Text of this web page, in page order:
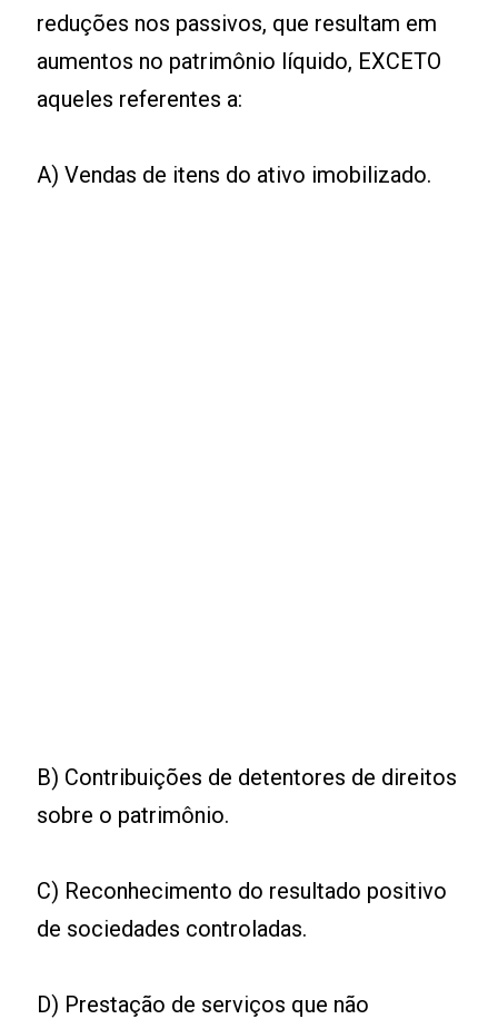
reduções nos passivos, que resultam em
aumentos no patrimônio líquido, EXCETO
aqueles referentes a:
A) Vendas de itens do ativo imobilizado.
B) Contribuições de detentores de direitos
sobre o patrimônio.
C) Reconhecimento do resultado positivo
de sociedades controladas.
D) Prestação de serviços que não